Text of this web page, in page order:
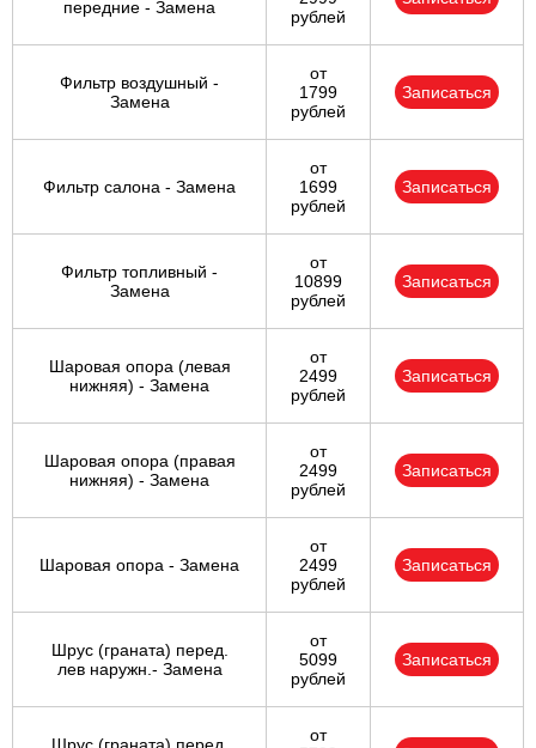
передние - Замена
рублей
Фильтр воздушный -
Замена
от
1799
рублей
Записаться
Фильтр салона - Замена
от
1699
рублей
Записаться
Фильтр топливный -
Замена
от
10899
рублей
Записаться
Шаровая опора (левая
нижняя) - Замена
от
2499
рублей
Записаться
Шаровая опора (правая
нижняя) - Замена
от
2499
рублей
Записаться
Шаровая опора - Замена
от
2499
рублей
Записаться
Шрус (граната) перед.
лев наружн.- Замена
от
5099
рублей
Записаться
от